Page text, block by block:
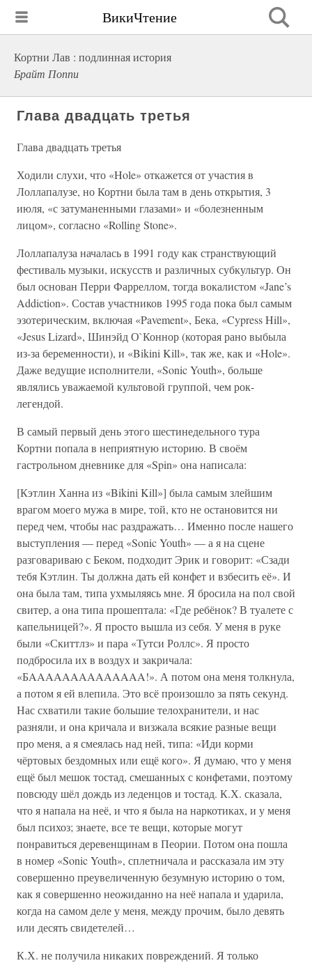
ВикиЧтение
Кортни Лав : подлинная история
Брайт Поппи
Глава двадцать третья
Глава двадцать третья
Ходили слухи, что «Hole» откажется от участия в
Лоллапалузе, но Кортни была там в день открытия, 3
июля, «с затуманенными глазами» и «болезненным
лицом», согласно «Rolling Stone».
Лоллапалуза началась в 1991 году как странствующий
фестиваль музыки, искусств и различных субкультур. Он
был основан Перри Фарреллом, тогда вокалистом «Jane’s
Addiction». Состав участников 1995 года пока был самым
эзотерическим, включая «Pavement», Бека, «Cypress Hill»,
«Jesus Lizard», Шинэйд О`Коннор (которая рано выбыла
из-за беременности), и «Bikini Kill», так же, как и «Hole».
Даже ведущие исполнители, «Sonic Youth», больше
являлись уважаемой культовой группой, чем рок-
легендой.
В самый первый день этого шестинедельного тура
Кортни попала в неприятную историю. В своём
гастрольном дневнике для «Spin» она написала:
[Кэтлин Ханна из «Bikini Kill»] была самым злейшим
врагом моего мужа в мире, той, кто не остановится ни
перед чем, чтобы нас раздражать… Именно после нашего
выступления — перед «Sonic Youth» — а я на сцене
разговариваю с Беком, подходит Эрик и говорит: «Сзади
тебя Кэтлин. Ты должна дать ей конфет и взбесить её». И
она была там, типа ухмыляясь мне. Я бросила на пол свой
свитер, а она типа прошептала: «Где ребёнок? В туалете с
капельницей?». Я просто вышла из себя. У меня в руке
были «Скиттлз» и пара «Тутси Роллс». Я просто
подбросила их в воздух и закричала:
«БAAAAAAAAAAAAAA!». А потом она меня толкнула,
а потом я ей влепила. Это всё произошло за пять секунд.
Нас схватили такие большие телохранители, и нас
разняли, и она кричала и визжала всякие разные вещи
про меня, а я смеялась над ней, типа: «Иди корми
чёртовых бездомных или ещё кого». Я думаю, что у меня
ещё был мешок тостад, смешанных с конфетами, поэтому
повсюду шёл дождь из леденцов и тостад. К.Х. сказала,
что я напала на неё, и что я была на наркотиках, и у меня
был психоз; знаете, все те вещи, которые могут
понравиться деревенщинам в Пеории. Потом она пошла
в номер «Sonic Youth», сплетничала и рассказала им эту
совершенно преувеличенную безумную историю о том,
как я совершенно неожиданно на неё напала и ударила,
когда на самом деле у меня, между прочим, было девять
или десять свидетелей…
К.Х. не получила никаких повреждений. Я только